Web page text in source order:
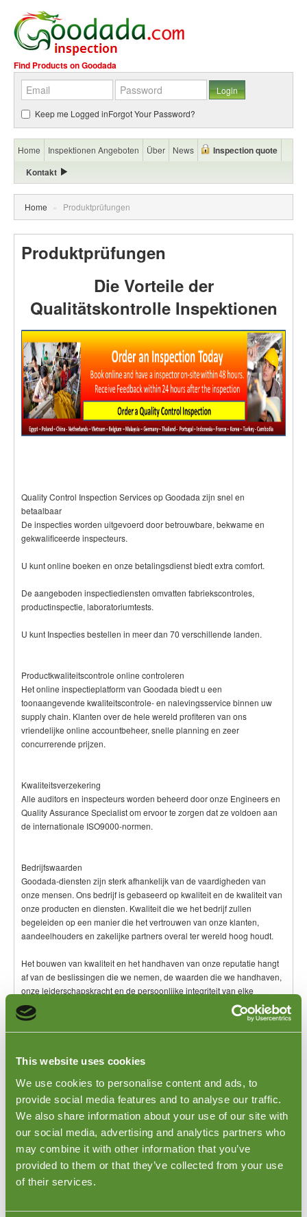
This website uses cookies
We use cookies to personalise content and ads, to
provide social media features and to analyse our traffic.
We also share information about your use of our site with
our social media, advertising and analytics partners who
may combine it with other information that you’ve
provided to them or that they’ve collected from your use
of their services.
Find Products on Goodada
Keep me Logged inForgot Your Password?
Home Inspektionen Angeboten Über News
Inspection quote
Kontakt
Home » Produktprüfungen
Produktprüfungen
Die Vorteile der
Qualitätskontrolle Inspektionen
Quality Control Inspection Services op Goodada zijn snel en
betaalbaar
De inspecties worden uitgevoerd door betrouwbare, bekwame en
gekwalificeerde inspecteurs.
U kunt online boeken en onze betalingsdienst biedt extra comfort.
De aangeboden inspectiediensten omvatten fabriekscontroles,
productinspectie, laboratoriumtests.
U kunt Inspecties bestellen in meer dan 70 verschillende landen.
Productkwaliteitscontrole online controleren
Het online inspectieplatform van Goodada biedt u een
toonaangevende kwaliteitscontrole- en nalevingsservice binnen uw
supply chain. Klanten over de hele wereld profiteren van ons
vriendelijke online accountbeheer, snelle planning en zeer
concurrerende prijzen.
Kwaliteitsverzekering
Alle auditors en inspecteurs worden beheerd door onze Engineers en
Quality Assurance Specialist om ervoor te zorgen dat ze voldoen aan
de internationale ISO9000-normen.
Bedrijfswaarden
Goodada-diensten zijn sterk afhankelijk van de vaardigheden van
onze mensen. Ons bedrijf is gebaseerd op kwaliteit en de kwaliteit van
onze producten en diensten. Kwaliteit die we het bedrijf zullen
begeleiden op een manier die het vertrouwen van onze klanten,
aandeelhouders en zakelijke partners overal ter wereld hoog houdt.
Het bouwen van kwaliteit en het handhaven van onze reputatie hangt
af van de beslissingen die we nemen, de waarden die we handhaven,
onze leiderschapskracht en de persoonlijke integriteit van elke
medewerker.
We nemen de verantwoordelijkheid die inherent is aan het helpen van
benutten. Daarom hebben we richtlijnen voor een sterk en consistent
Ethiek en integriteit
Vanaf het begin waren ethiek en integriteit de hoekstenen van onze
manier van zakendoen. Ze maken deel uit van de reden waarom we
zo'n sterke reputatie hebben en waarom onze medewerkers trots zijn
om voor ons te werken.
Deze kwaliteiten zijn belichaamd in onze kernwaarden. Alle